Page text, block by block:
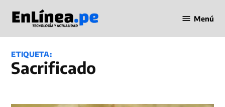
contenido
en Línea
Menú
ETIQUETA:
Sacrificado